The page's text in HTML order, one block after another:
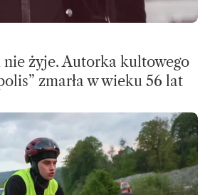
żyje. Autorka kultowego
zmarła w wieku 56 lat